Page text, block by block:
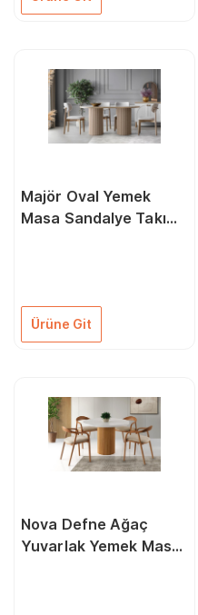
Majör Oval Yemek
Masa Sandalye Takımı
Ürüne Git
Nova Defne Ağaç
Yuvarlak Yemek Masa